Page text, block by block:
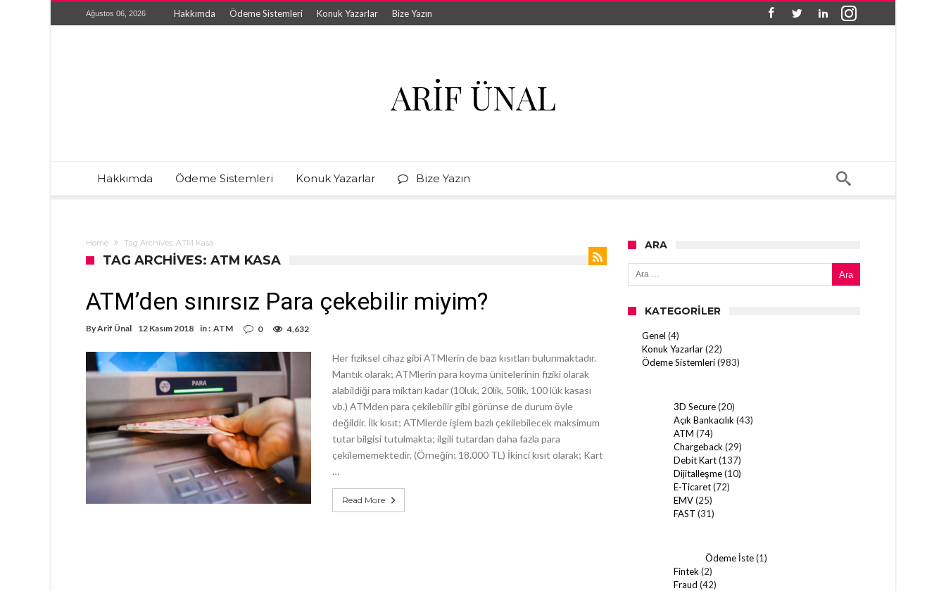
Ağustos 06, 2026 Hakkımda Ödeme Sistemleri Konuk Yazarlar Bize Yazın
ARIF ÜNAL
Hakkımda Ödeme Sistemleri Konuk Yazarlar Bize Yazın
Home Tag Archives: ATM Kasa
TAG ARCHIVES: ATM KASA
ATM’den sınırsız Para çekebilir miyim?
ByArif Ünal 12 Kasım 2018 in : ATM 0 4,632
Her fiziksel cihaz gibi ATMlerin de bazı kısıtları bulunmaktadır.
Mantık olarak; ATMlerin para koyma ünitelerinin fiziki olarak
alabildiği para miktarı kadar (10luk, 20lik, 50lik, 100 lük kasası
vb.) ATMden para çekilebilir gibi görünse de durum öyle
değildir. İlk kısıt; ATMlerde işlem bazlı çekilebilecek maksimum
tutar bilgisi tutulmakta; ilgili tutardan daha fazla para
çekilememektedir. (Örneğin; 18.000 TL) İkinci kısıt olarak; Kart
…
Read More
ARA
Arama:
KATEGORILER
Genel (4)
Konuk Yazarlar(22)
Ödeme Sistemleri(983)
3D Secure(20)
Açık Bankacılık (43)
ATM (74)
Chargeback (29)
Debit Kart(137)
Dijitalleşme(10)
E-Ticaret(72)
EMV(25)
FAST (31)
Ödeme İste(1)
Fintek (2)
Fraud (42)